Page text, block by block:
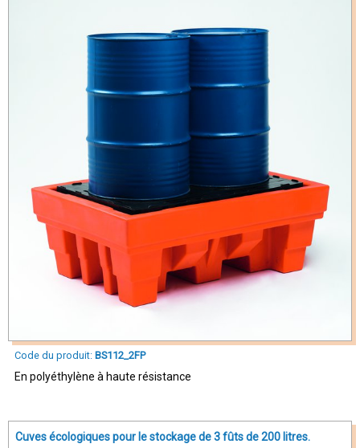
Code du produit: BS112_2FP
En polyéthylène à haute résistance
Cuves écologiques pour le stockage de 3 fûts de 200 litres.